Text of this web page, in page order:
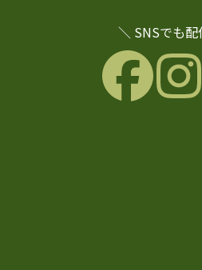
＼ SNSでも